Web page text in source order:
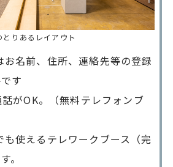
とりあるレイアウト
お名前、住所、連絡先等の登録
す
がOK。（無料テレフォンブ
も使えるテレワークブース（完
。